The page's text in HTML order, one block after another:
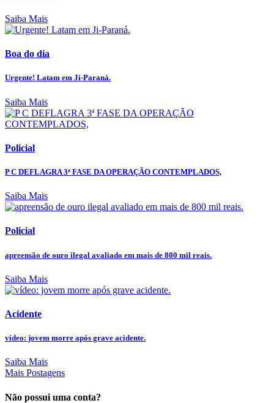
Saiba Mais
Boa do dia
Urgente! Latam em Ji-Paraná.
Saiba Mais
Policial
P C DEFLAGRA 3ª FASE DA OPERAÇÃO CONTEMPLADOS,
Saiba Mais
Policial
apreensão de ouro ilegal avaliado em mais de 800 mil reais.
Saiba Mais
Acidente
vídeo: jovem morre após grave acidente.
Saiba Mais
Mais Postagens
Não possui uma conta?